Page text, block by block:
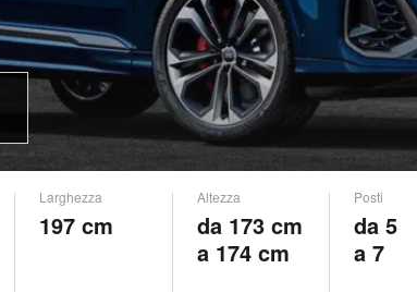
Larghezza
197 cm
Altezza
da 173 cm
a 174 cm
Posti
da 5
a 7